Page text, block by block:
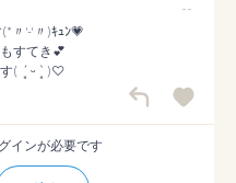
--
〃'-'〃)ｷｭﾝ💗
すてき💕
(  ´͈ ᵕ `͈ )♡
インが必要です